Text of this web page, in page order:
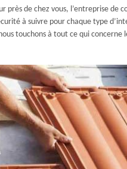
près de chez vous, l’entreprise
à suivre pour chaque type
touchons à tout ce qui